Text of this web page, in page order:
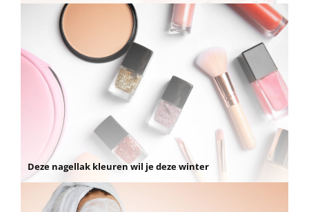
Deze nagellak kleuren wil je deze winter